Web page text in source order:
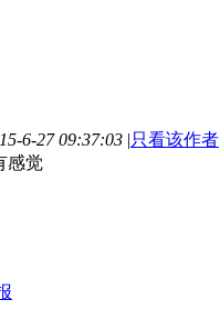
6-27 09:37:03 |只看该作者
感觉